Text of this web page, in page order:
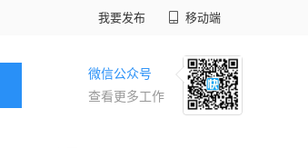
我要发布 移动端
微信公众号
查看更多工作